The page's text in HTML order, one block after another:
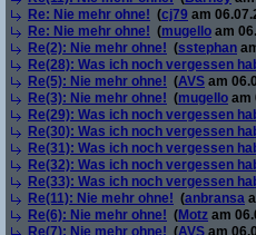
Re: Nie mehr ohne! (cj79 am
Re: Nie mehr ohne! (mugello am
Re(2): Nie mehr ohne! (sstephan
Re(28): Was ich noch vergessen
Re(5): Nie mehr ohne! (AVS am
Re(3): Nie mehr ohne! (mugello am
Re(29): Was ich noch vergessen
Re(30): Was ich noch vergessen
Re(31): Was ich noch vergessen
Re(32): Was ich noch vergessen
Re(33): Was ich noch vergessen
Re(11): Nie mehr ohne! (anbransa
Re(6): Nie mehr ohne! (Motz am
Re(7): Nie mehr ohne! (AVS am